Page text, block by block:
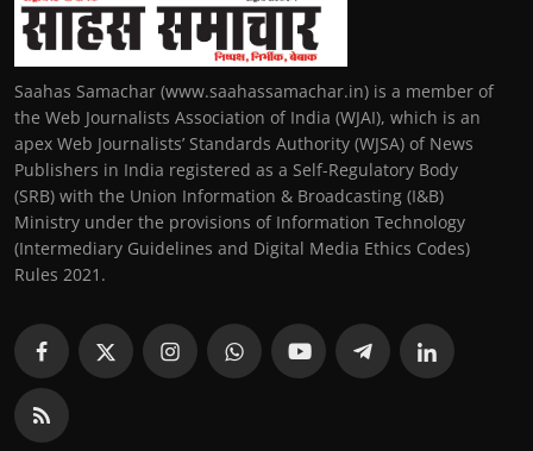
Saahas Samachar (www.saahassamachar.in) is a member of
the Web Journalists Association of India (WJAI), which is an
apex Web Journalists’ Standards Authority (WJSA) of News
Publishers in India registered as a Self-Regulatory Body
(SRB) with the Union Information & Broadcasting (I&B)
Ministry under the provisions of Information Technology
(Intermediary Guidelines and Digital Media Ethics Codes)
Rules 2021.